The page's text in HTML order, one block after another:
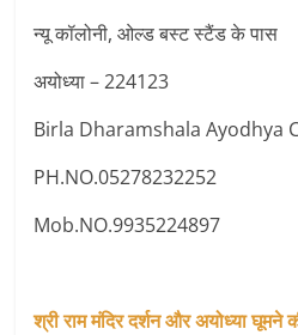
न्यू कॉलोनी, ओल्ड बस्ट स्टैंड के पास
अयोध्या – 224123
Birla Dharamshala Ayodhya
PH.NO.05278232252
Mob.NO.9935224897
श्री राम मंदिर दर्शन और अयोध्या घूमने